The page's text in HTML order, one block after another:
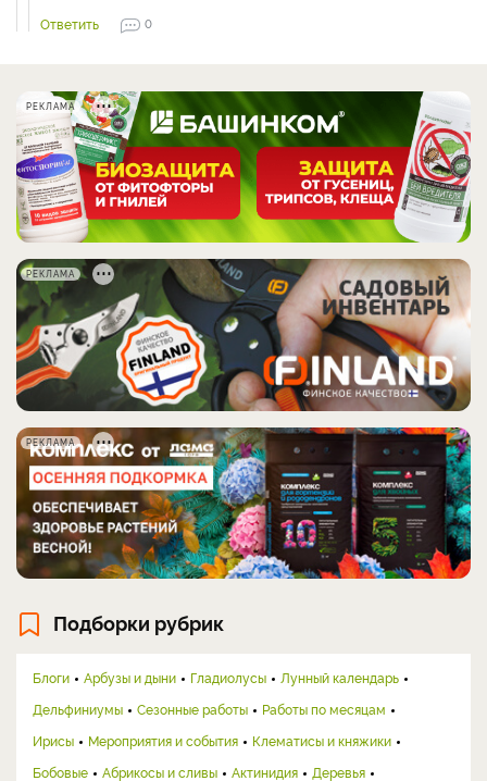
Ответить
0
РЕКЛАМА
РЕКЛАМА
РЕКЛАМА
Подборки рубрик
Блоги Арбузы и дыни Гладиолусы
Лунный календарь
Дельфиниумы
Сезонные работы
Работы по месяцам
Ирисы
Мероприятия и события
Клематисы и княжики
Бобовые
Абрикосы и сливы Актинидия Деревья